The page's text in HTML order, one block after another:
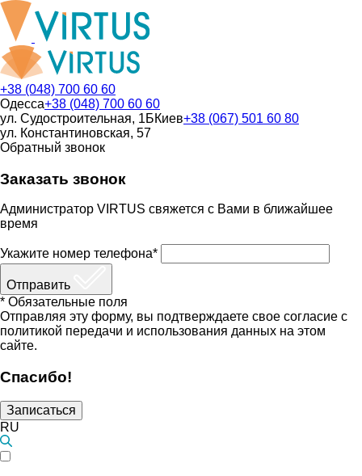
+38 (048) 700 60 60
Одесса+38 (048) 700 60 60
ул. Судостроительная, 1БКиев+38 (067) 501 60 80
ул. Константиновская, 57
Обратный звонок
Заказать звонок
Администратор VIRTUS свяжется с Вами в ближайшее
время
Укажите номер телефона*
Отправить
* Обязательные поля
Отправляя эту форму, вы подтверждаете свое согласие с
политикой передачи и использования данных на этом
сайте.
Спасибо!
Записаться
RU